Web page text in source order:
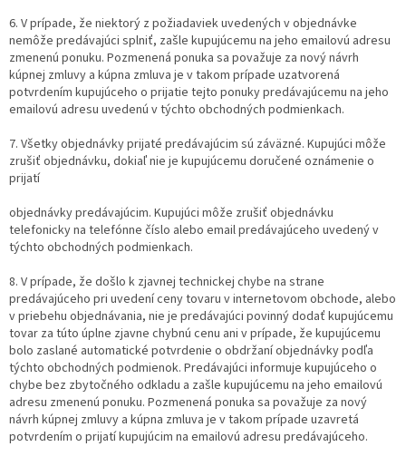
6. V prípade, že niektorý z požiadaviek uvedených v objednávke
nemôže predávajúci splniť, zašle kupujúcemu na jeho emailovú adresu
zmenenú ponuku. Pozmenená ponuka sa považuje za nový návrh
kúpnej zmluvy a kúpna zmluva je v takom prípade uzatvorená
potvrdením kupujúceho o prijatie tejto ponuky predávajúcemu na jeho
emailovú adresu uvedenú v týchto obchodných podmienkach.
7. Všetky objednávky prijaté predávajúcim sú záväzné. Kupujúci môže
zrušiť objednávku, dokiaľ nie je kupujúcemu doručené oznámenie o
prijatí
objednávky predávajúcim. Kupujúci môže zrušiť objednávku
telefonicky na telefónne číslo alebo email predávajúceho uvedený v
týchto obchodných podmienkach.
8. V prípade, že došlo k zjavnej technickej chybe na strane
predávajúceho pri uvedení ceny tovaru v internetovom obchode, alebo
v priebehu objednávania, nie je predávajúci povinný dodať kupujúcemu
tovar za túto úplne zjavne chybnú cenu ani v prípade, že kupujúcemu
bolo zaslané automatické potvrdenie o obdržaní objednávky podľa
týchto obchodných podmienok. Predávajúci informuje kupujúceho o
chybe bez zbytočného odkladu a zašle kupujúcemu na jeho emailovú
adresu zmenenú ponuku. Pozmenená ponuka sa považuje za nový
návrh kúpnej zmluvy a kúpna zmluva je v takom prípade uzavretá
potvrdením o prijatí kupujúcim na emailovú adresu predávajúceho.